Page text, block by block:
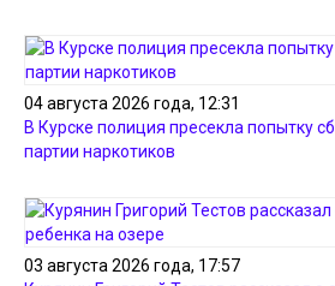
04 августа 2026 года, 12:31
В Курске полиция пресекла попытку
партии наркотиков
03 августа 2026 года, 17:57